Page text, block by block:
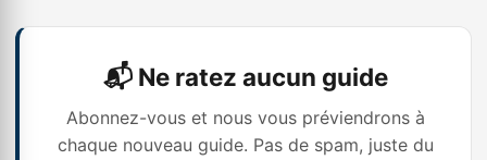
📬 Ne ratez aucun guide
Abonnez-vous et nous vous préviendrons à
chaque nouveau guide. Pas de spam, juste du